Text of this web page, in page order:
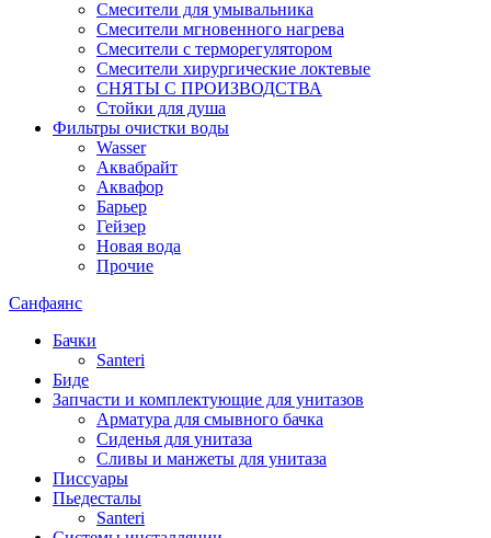
Смесители для умывальника
Смесители мгновенного нагрева
Смесители с терморегулятором
Смесители хирургические локтевые
СНЯТЫ С ПРОИЗВОДСТВА
Стойки для душа
Фильтры очистки воды
Wasser
Аквабрайт
Аквафор
Барьер
Гейзер
Новая вода
Прочие
Санфаянс
Бачки
Santeri
Биде
Запчасти и комплектующие для унитазов
Арматура для смывного бачка
Сиденья для унитаза
Сливы и манжеты для унитаза
Писсуары
Пьедесталы
Santeri